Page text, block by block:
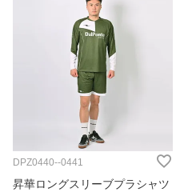
DPZ0440--0441
昇華ロングスリーブプラシャツ